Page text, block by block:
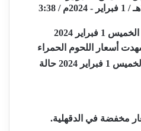
الخميس - 20 رجب - 1445هـ / 1 فبراير - 2024م / 3:38
2024
أسعار اللحوم الحمراء
فى بداية التعاملات اليوم الخميس 1 فبراير 2024 حالة